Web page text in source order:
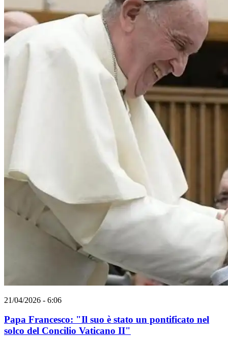
21/04/2026 - 6:06
Papa Francesco: "Il suo è stato un pontificato nel
solco del Concilio Vaticano II"